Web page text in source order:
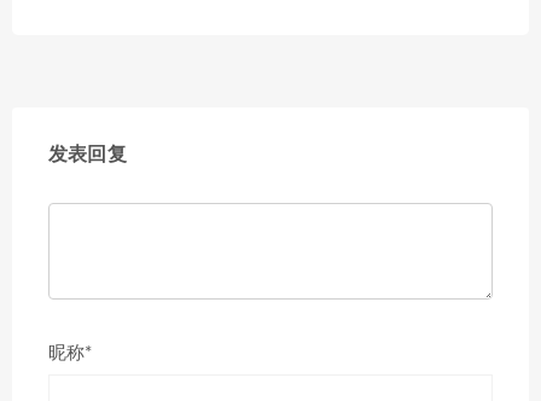
发表回复
昵称*